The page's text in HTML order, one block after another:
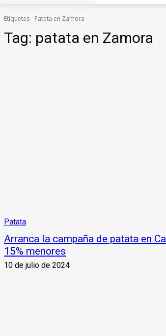
Etiquetas Patata en Zamora
Tag: patata en Zamora
Patata
Arranca la campaña de patata en
15% menores
10 de julio de 2024